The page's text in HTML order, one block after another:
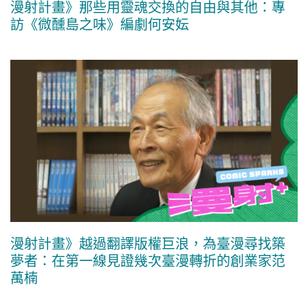
漫射計畫》那些用靈魂交換的自由與其他：專
訪《微醺島之味》編劇何安妘
漫射計畫》越過翻譯版權巨浪，為臺漫尋找築
夢者：在第一線見證幾次臺漫轉折的創業家范
萬楠